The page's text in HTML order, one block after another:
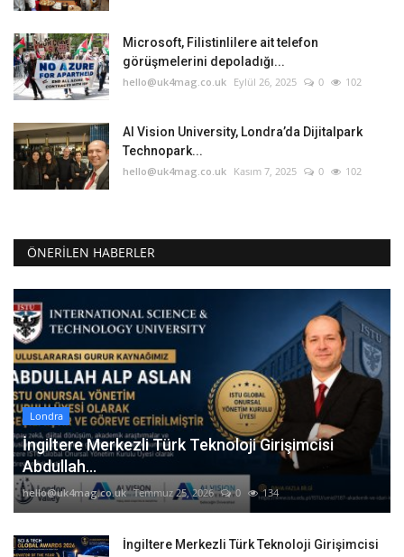
English Turkish
Microsoft, Filistinlilere ait telefon
görüşmelerini depoladığı...
hello@uk4mag.co.uk Eylül 26, 2025 0 102
AI Vision University, Londra’da Dijitalpark
Technopark...
hello@uk4mag.co.uk Kasım 7, 2025 0 102
ÖNERILEN HABERLER
Londra
İngiltere Merkezli Türk Teknoloji Girişimcisi
Abdullah...
hello@uk4mag.co.uk Temmuz 25, 2026 0 134
İngiltere Merkezli Türk Teknoloji Girişimcisi